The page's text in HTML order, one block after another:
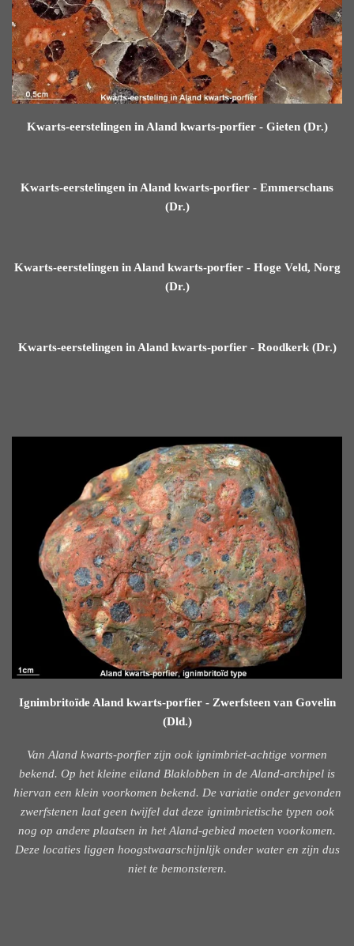
Kwarts-eerstelingen in Aland kwarts-porfier - Gieten (Dr.)
Kwarts-eerstelingen in Aland kwarts-porfier - Emmerschans
(Dr.)
Kwarts-eerstelingen in Aland kwarts-porfier - Hoge Veld, Norg
(Dr.)
Kwarts-eerstelingen in Aland kwarts-porfier - Roodkerk (Dr.)
Ignimbritoïde Aland kwarts-porfier - Zwerfsteen van Govelin
(Dld.)
Van Aland kwarts-porfier zijn ook ignimbriet-achtige vormen
bekend. Op het kleine eiland Blaklobben in de Aland-archipel is
hiervan een klein voorkomen bekend. De variatie onder gevonden
zwerfstenen laat geen twijfel dat deze ignimbrietische typen ook
nog op andere plaatsen in het Aland-gebied moeten voorkomen.
Deze locaties liggen hoogstwaarschijnlijk onder water en zijn dus
niet te bemonsteren.